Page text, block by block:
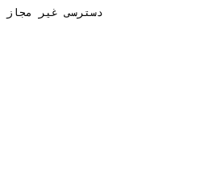
دسترسی غیر مجاز